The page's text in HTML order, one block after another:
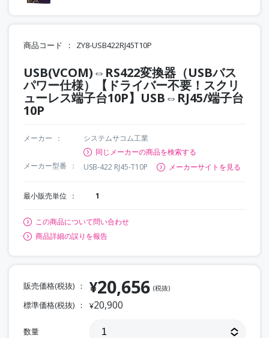
商品コード ZY8-USB422RJ45T10P
USB(VCOM)⇔RS422変換器（USBバス
パワー仕様）【ドライバー不要！スクリ
ューレス端子台10P】USB⇔RJ45/端子台
10P
メーカー
システムサコム工業
同じメーカーの商品を検索する
メーカー型番
USB-422 RJ45-T10P メーカーサイトを見る
最小販売単位 1
この商品について問い合わせ
商品詳細の誤りを報告
販売価格(税抜) ¥20,656 (税抜)
標準価格(税抜) ¥20,900
数量